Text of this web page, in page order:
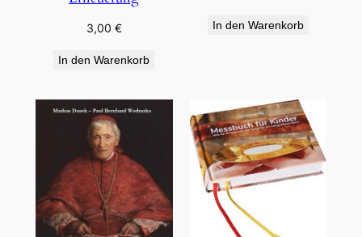
3,00 €
In den Warenkorb
In den Warenkorb